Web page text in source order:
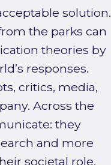
solution.
the parks can
theories by
responses.
critics, media,
Across the
they
and more
societal role.